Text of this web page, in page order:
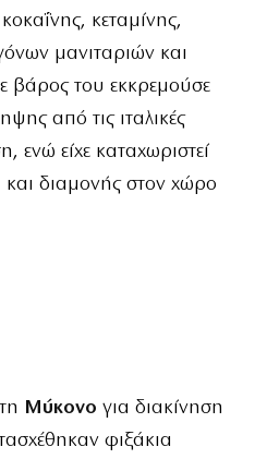
κεταμίνης,
μανιταριών και
βάρος του εκκρεμούσε
από τις ιταλικές
ενώ είχε καταχωριστεί
διαμονής στον χώρο
Μύκονο για διακίνηση
φιξάκια